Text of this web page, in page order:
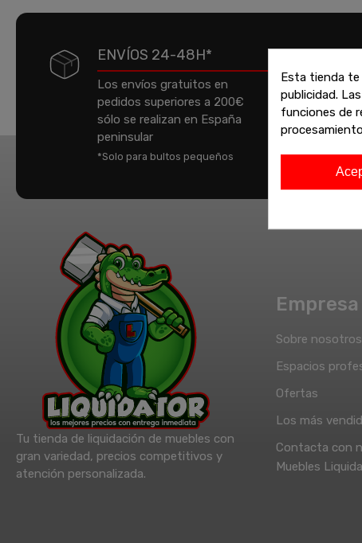
ENVÍOS 24-48H*
Los envíos gratuitos en
pedidos superiores a 200€
sólo se realizan en España
peninsular
*Solo para bultos pequeños
a
Tu tienda de liquidación de muebles con
gran variedad, precios competitivos y
atención personalizada.
Empresa
Sobre nosotros
Espacios
Ofertas
Los más
Contacta con
Muebles
Esta tienda te
publicidad.
funciones de